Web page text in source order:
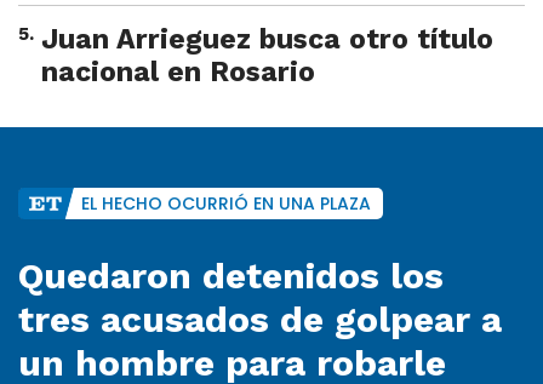
5. Juan Arrieguez busca otro título
nacional en Rosario
EL HECHO OCURRIÓ EN UNA PLAZA
Quedaron detenidos los
tres acusados de golpear a
un hombre para robarle